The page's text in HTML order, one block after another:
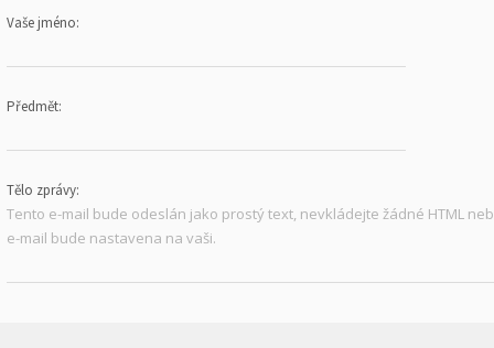
Vaše jméno:
Předmět:
Tělo zprávy:
Tento e-mail bude odeslán jako prostý text, nevkládejte žádné HTML
e-mail bude nastavena na vaši.